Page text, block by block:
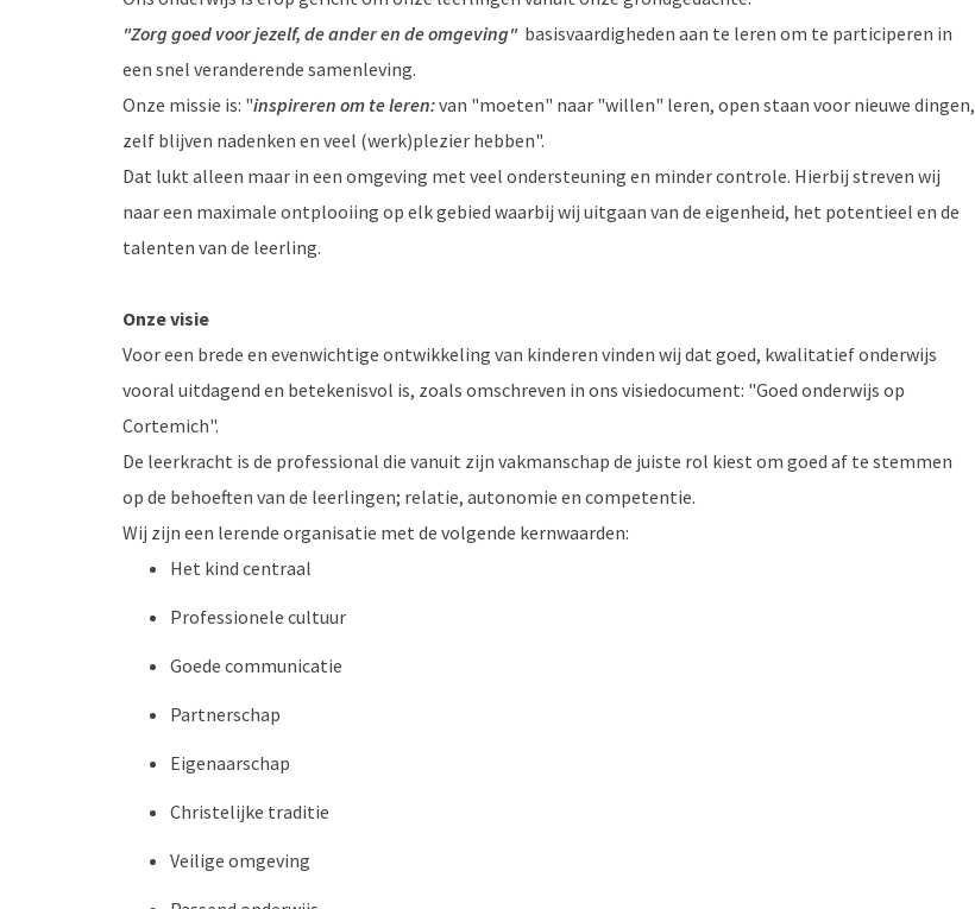
"Zorg goed voor jezelf, de ander en de omgeving" basisvaardigheden aan te leren om te participeren in
een snel veranderende samenleving.
Onze missie is: "inspireren om te leren:van "moeten" naar "willen" leren, open staan voor nieuwe dingen,
zelf blijven nadenken en veel (werk)plezier hebben".
Dat lukt alleen maar in een omgeving met veel ondersteuning en minder controle. Hierbij streven wij
naar een maximale ontplooiing op elk gebied waarbij wij uitgaan van de eigenheid, het potentieel en de
talenten van de leerling.
Onze visie
Voor een brede en evenwichtige ontwikkeling van kinderen vinden wij dat goed, kwalitatief onderwijs
vooral uitdagend en betekenisvol is, zoals omschreven in ons visiedocument: "Goed onderwijs op
Cortemich".
De leerkracht is de professional die vanuit zijn vakmanschap de juiste rol kiest om goed af te stemmen
op de behoeften van de leerlingen; relatie, autonomie en competentie.
Wij zijn een lerende organisatie met de volgende kernwaarden:
Het kind centraal
Professionele cultuur
Goede communicatie
Partnerschap
Eigenaarschap
Christelijke traditie
Veilige omgeving